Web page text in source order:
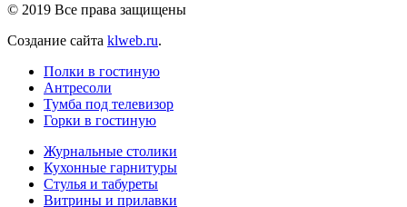
© 2019 Все права защищены
Создание сайта klweb.ru.
Полки в гостиную
Антресоли
Тумба под телевизор
Горки в гостиную
Журнальные столики
Кухонные гарнитуры
Стулья и табуреты
Витрины и прилавки